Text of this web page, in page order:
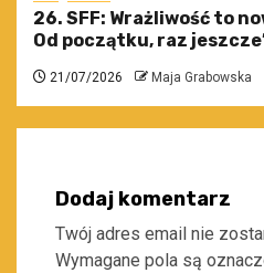
26. SFF: Wrażliwość to
Od początku, raz
21/07/2026 Maja Grabowska
Dodaj komentarz
Twój adres email nie
Wymagane pola są